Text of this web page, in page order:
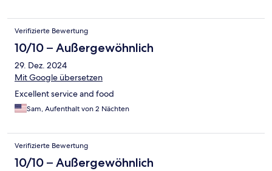
Verifizierte Bewertung
10/10 – Außergewöhnlich
29. Dez. 2024
Mit Google übersetzen
Excellent service and food
Sam, Aufenthalt von 2 Nächten
Verifizierte Bewertung
10/10 – Außergewöhnlich